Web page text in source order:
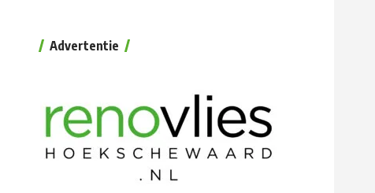
Advertentie